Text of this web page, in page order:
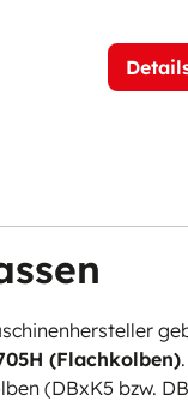
(Flachkolben).
(DBxK5 bzw.